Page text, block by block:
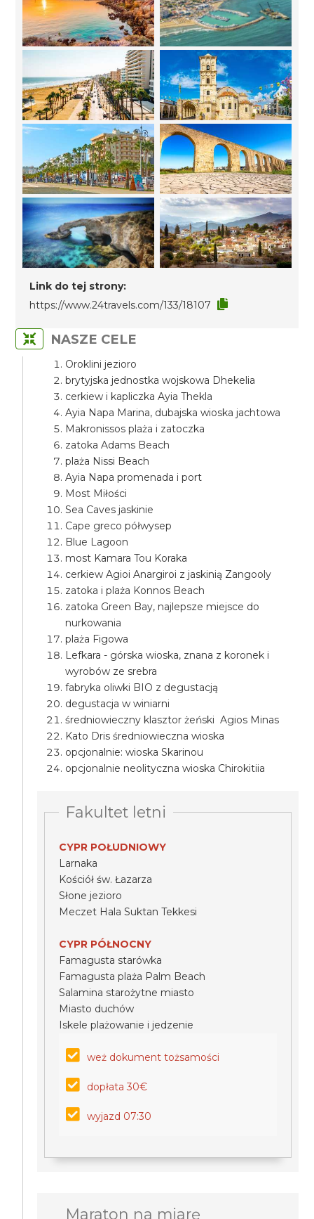
Link do tej strony:
https://www.24travels.com/133/18107
NASZE CELE
Oroklini jezioro
brytyjska jednostka wojskowa Dhekelia
cerkiew i kapliczka Ayia Thekla
Ayia Napa Marina, dubajska wioska jachtowa
Makronissos plaża i zatoczka
zatoka Adams Beach
plaża Nissi Beach
Ayia Napa promenada i port
Most Miłości
Sea Caves jaskinie
Cape greco półwysep
Blue Lagoon
most Kamara Tou Koraka
cerkiew Agioi Anargiroi z jaskinią Zangooly
zatoka i plaża Konnos Beach
zatoka Green Bay, najlepsze miejsce do
nurkowania
plaża Figowa
Lefkara - górska wioska, znana z koronek i
wyrobów ze srebra
fabryka oliwki BIO z degustacją
degustacja w winiarni
średniowieczny klasztor żeński Agios Minas
Kato Dris średniowieczna wioska
opcjonalnie: wioska Skarinou
opcjonalnie neolityczna wioska Chirokitiia
Fakultet letni
CYPR POŁUDNIOWY
Larnaka
Kościół św. Łazarza
Słone jezioro
Meczet Hala Suktan Tekkesi
CYPR PÓŁNOCNY
Famagusta starówka
Famagusta plaża Palm Beach
Salamina starożytne miasto
Miasto duchów
Iskele plażowanie i jedzenie
weż dokument tożsamości
dopłata 30€
wyjazd 07:30
Maraton na miarę